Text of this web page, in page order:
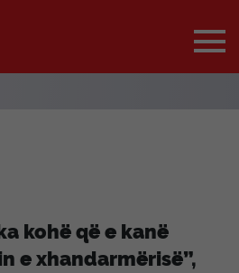
kohë që e kanë
e xhandarmërisë”,